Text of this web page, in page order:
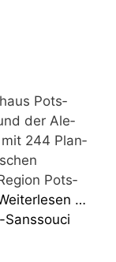
Pots­­
der Ale­
mit 244 Plan­
Pots­
…